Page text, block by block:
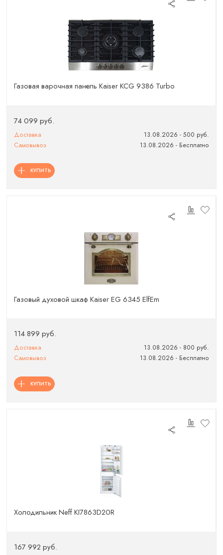
Газовая варочная панель Kaiser KCG 9386 Turbo
74 099 руб.
Доставка
13.08.2026 - 500 руб.
Самовывоз
13.08.2026 - Бесплатно
КУПИТЬ
Газовый духовой шкаф Kaiser EG 6345 ElfEm
114 899 руб.
Доставка
13.08.2026 - 800 руб.
Самовывоз
13.08.2026 - Бесплатно
КУПИТЬ
Холодильник Neff KI7863D20R
167 992 руб.